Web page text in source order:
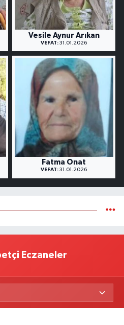
Vesile Aynur Arıkan
VEFAT: 31.01.2026
Fatma Onat
VEFAT: 31.01.2026
Eczaneler